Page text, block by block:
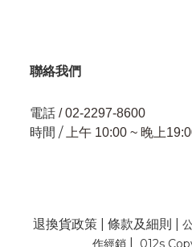
聯絡我們
電話 / 02-2297-8600
時間 / 上午 10:00 ~ 晚上
退換貨政策 條款及細則
作經銷| 012s